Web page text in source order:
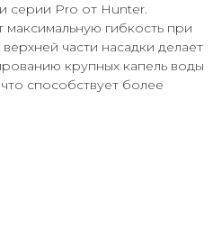
серии Pro от Hunter.
максимальную гибкость при
части насадки делает
крупных капель воды
способствует более